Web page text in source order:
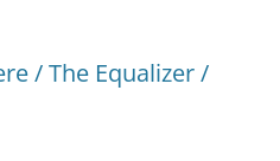
/ The Equalizer /